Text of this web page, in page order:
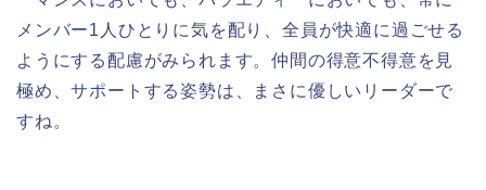
メンバー1人ひとりに気を配り、全員が快適に過ごせる
ようにする配慮がみられます。仲間の得意不得意を見
極め、サポートする姿勢は、まさに優しいリーダーで
すね。